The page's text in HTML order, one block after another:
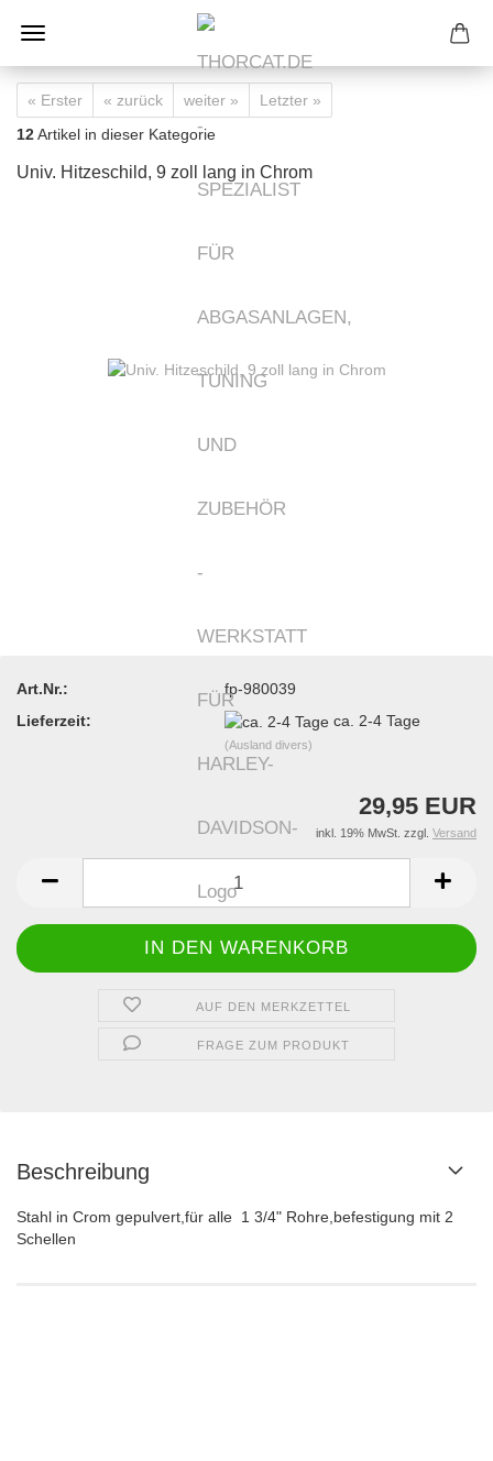
« Erster « zurück weiter »
Letzter »
12Artikel in dieser Kategorie
Univ. Hitzeschild, 9 zoll lang in Chrom
Art.Nr.:
fp-980039
Lieferzeit:
ca. 2-4 Tage
(Ausland divers)
29,95 EUR
inkl. 19% MwSt. zzgl. Versand
AUF DEN MERKZETTEL
FRAGE ZUM PRODUKT
Beschreibung
Stahl in Crom gepulvert,für alle 1 3/4" Rohre,befestigung mit 2
Schellen